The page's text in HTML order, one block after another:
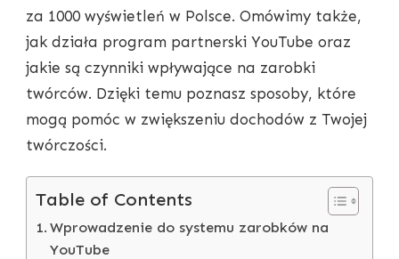
W
POLSCE
za 1000 wyświetleń w Polsce. Omówimy także,
jak działa program partnerski YouTube oraz
jakie są czynniki wpływające na zarobki
twórców. Dzięki temu poznasz sposoby, które
mogą pomóc w zwiększeniu dochodów z Twojej
twórczości.
Table of Contents
Wprowadzenie do systemu zarobków na
YouTube